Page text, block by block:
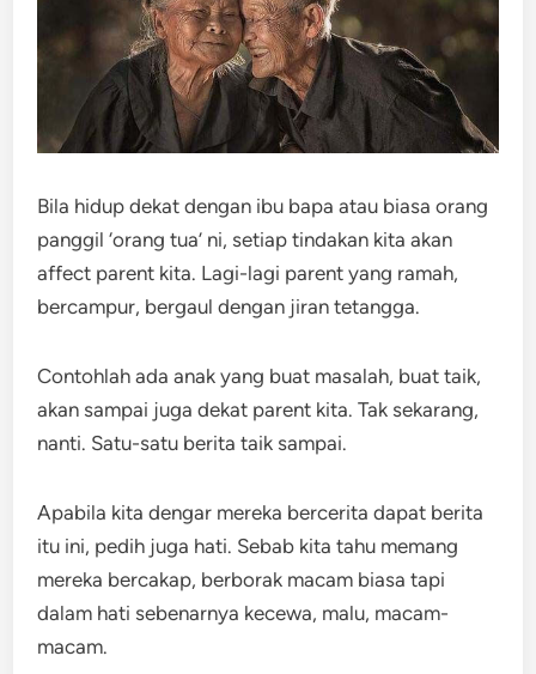
Bila hidup dekat dengan ibu bapa atau biasa orang
panggil ‘orang tua’ ni, setiap tindakan kita akan
affect parent kita. Lagi-lagi parent yang ramah,
bercampur, bergaul dengan jiran tetangga.
Contohlah ada anak yang buat masalah, buat taik,
akan sampai juga dekat parent kita. Tak sekarang,
nanti. Satu-satu berita taik sampai.
Apabila kita dengar mereka bercerita dapat berita
itu ini, pedih juga hati. Sebab kita tahu memang
mereka bercakap, berborak macam biasa tapi
dalam hati sebenarnya kecewa, malu, macam-
macam.